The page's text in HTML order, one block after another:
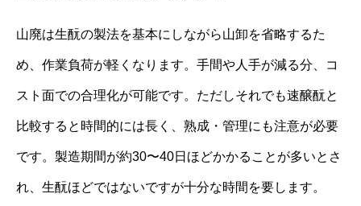
山廃は生酛の製法を基本にしながら山卸を省略するた
め、作業負荷が軽くなります。手間や人手が減る分、コ
スト面での合理化が可能です。ただしそれでも速醸酛と
比較すると時間的には長く、熟成・管理にも注意が必要
です。製造期間が約30〜40日ほどかかることが多いとさ
れ、生酛ほどではないですが十分な時間を要します。